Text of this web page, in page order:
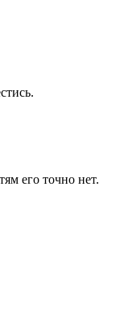
его точно нет.